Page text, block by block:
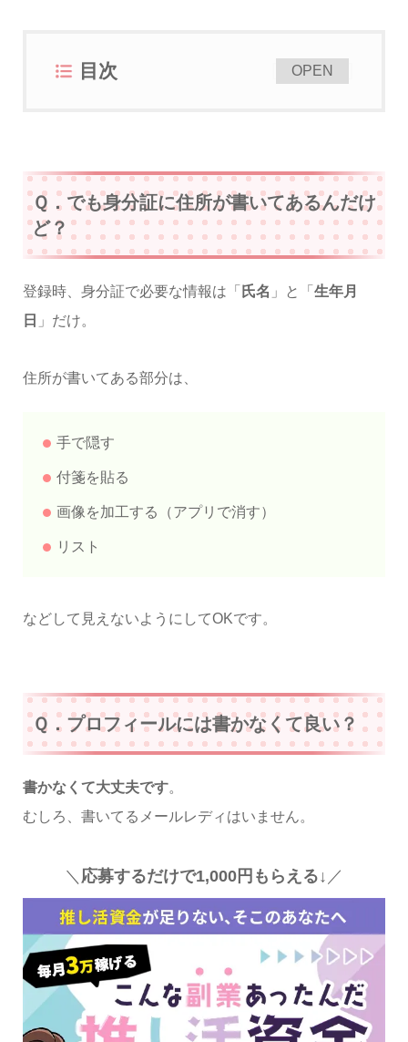
目次 OPEN
Ｑ．でも身分証に住所が書いてあるんだけ
ど？
登録時、身分証で必要な情報は「 氏名 」と「 生年月
日 」だけ。
住所が書いてある部分は、
手で隠す
付箋を貼る
画像を加工する（アプリで消す）
リスト
などして見えないようにしてOKです。
Ｑ．プロフィールには書かなくて良い？
書かなくて大丈夫です。
むしろ、書いてるメールレディはいません。
＼ 応募するだけで1,000円もらえる↓ ／